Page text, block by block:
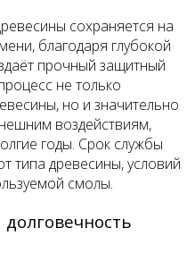
сохраняется на
благодаря глубокой
прочный защитный
не только
но и значительно
воздействиям,
годы. Срок службы
типа древесины, условий
смолы.